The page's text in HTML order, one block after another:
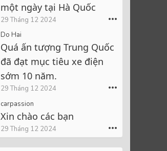
một ngày tại Hà Quốc
29 Tháng 12 2024 •••
Do Hai
Quá ấn tượng Trung Quốc
đã đạt mục tiêu xe điện
sớm 10 năm.
29 Tháng 12 2024 •••
carpassion
Xin chào các bạn
29 Tháng 12 2024 •••